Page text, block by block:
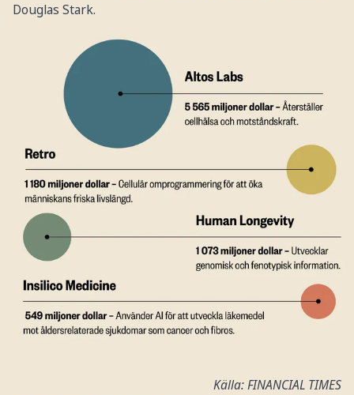
Douglas Stark.
Källa: FINANCIAL TIMES